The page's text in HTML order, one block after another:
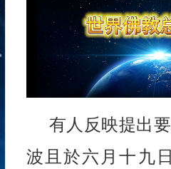
有人反映提出
波且於六月十九